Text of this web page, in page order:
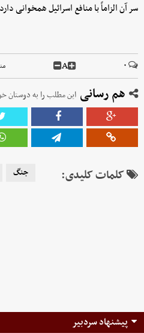
سر آن الزاماً با منافع اسرائیل همخوانی
۰ A
هم رسانی این مطلب را به دوستان
کلمات کلیدی: جنگ
پیشنهاد سردبیر